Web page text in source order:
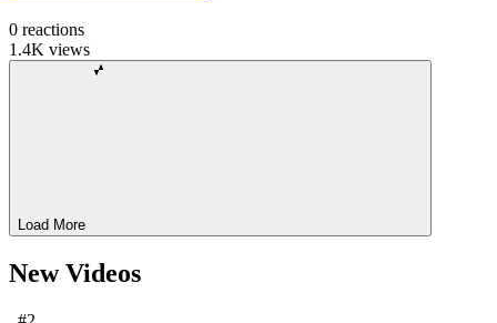
0 reactions
1.4K views
Load More
New Videos